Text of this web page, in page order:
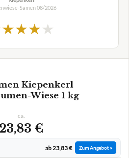
Samen08/2026
★★★★
Kiepenkerl
Wiese 1 kg
ca.
23,83 €
ab 23,83 € Zum Angebot »